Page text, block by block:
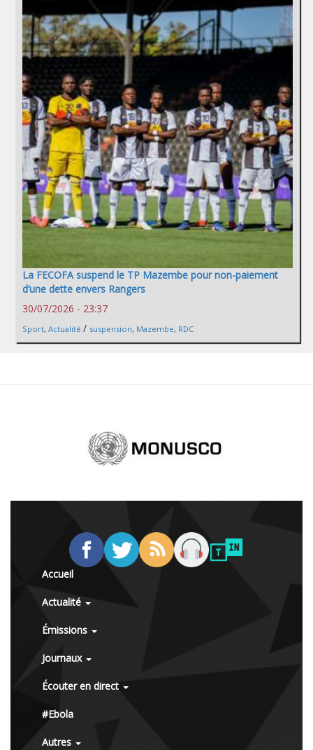
La FECOFA suspend le TP Mazembe pour non-paiement
d’une dette envers Rangers
30/07/2026 - 23:37
Sport, Actualité / suspension, Mazembe, RDC
Accueil
Actualité
Émissions
Journaux
Écouter en direct
#Ebola
Autres